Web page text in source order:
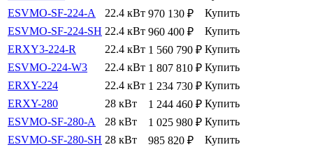
ESVMO-SF-224-A
22.4 кВт 970 130 ₽
Купить
ESVMO-SF-224-SH 22.4 кВт 960 400 ₽
Купить
ERXY3-224-R
22.4 кВт 1 560 790 ₽ Купить
ESVMO-224-W3
22.4 кВт 1 807 810 ₽ Купить
ERXY-224
22.4 кВт 1 234 730 ₽ Купить
ERXY-280
28 кВт 1 244 460 ₽ Купить
ESVMO-SF-280-A
28 кВт 1 025 980 ₽ Купить
ESVMO-SF-280-SH 28 кВт 985 820 ₽
Купить